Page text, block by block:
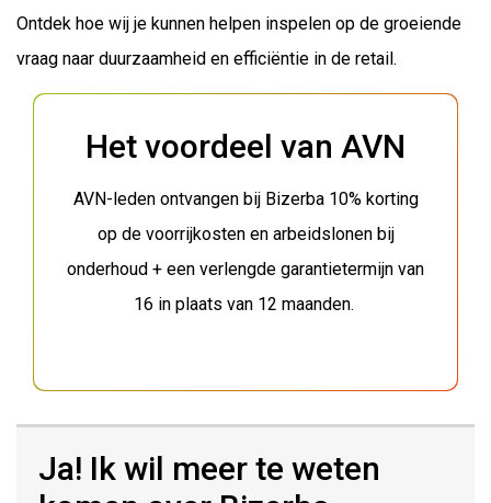
Ontdek hoe wij je kunnen helpen inspelen op de groeiende
vraag naar duurzaamheid en efficiëntie in de retail.
Het voordeel van AVN
AVN-leden ontvangen bij Bizerba 10% korting
op de voorrijkosten en arbeidslonen bij
onderhoud + een verlengde garantietermijn van
16 in plaats van 12 maanden.
Ja! Ik wil meer te weten